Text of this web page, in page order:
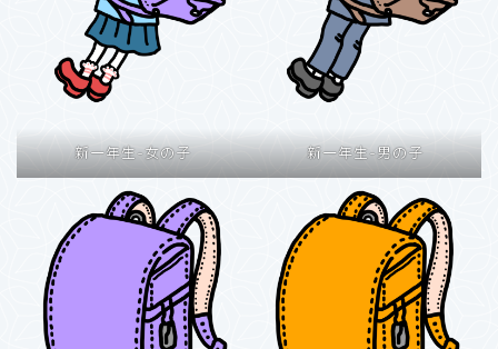
新一年生-女の子 新一年生-男の子